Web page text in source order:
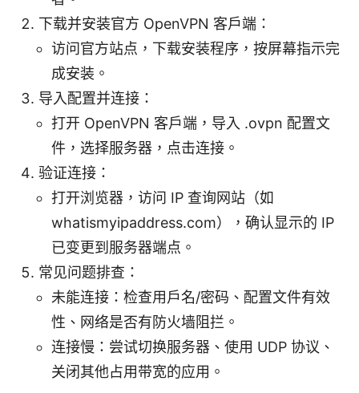
下载并安装官方 OpenVPN 客户端：
访问官方站点，下载安装程序，按屏幕指示完
成安装。
导入配置并连接：
打开 OpenVPN 客户端，导入 .ovpn 配置文
件，选择服务器，点击连接。
验证连接：
打开浏览器，访问 IP 查询网站（如
whatismyipaddress.com），确认显示的 IP
已变更到服务器端点。
常见问题排查：
未能连接：检查用户名/密码、配置文件有效
性、网络是否有防火墙阻拦。
连接慢：尝试切换服务器、使用 UDP 协议、
关闭其他占用带宽的应用。